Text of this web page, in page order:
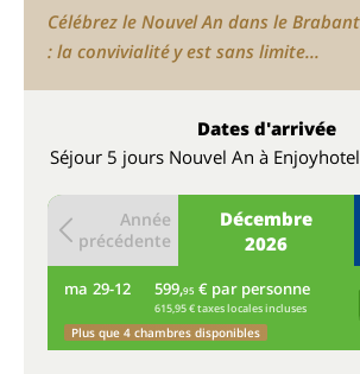
Célébrez le Nouvel An dans le Brabant
: la convivialité y est sans limite...
Dates d'arrivée
Séjour 5 jours Nouvel An à
Décembre
2026
Année
précédente
ma 29-12 599,95 € par personne
615,95 € taxes locales incluses
Plus que 4 chambres disponibles